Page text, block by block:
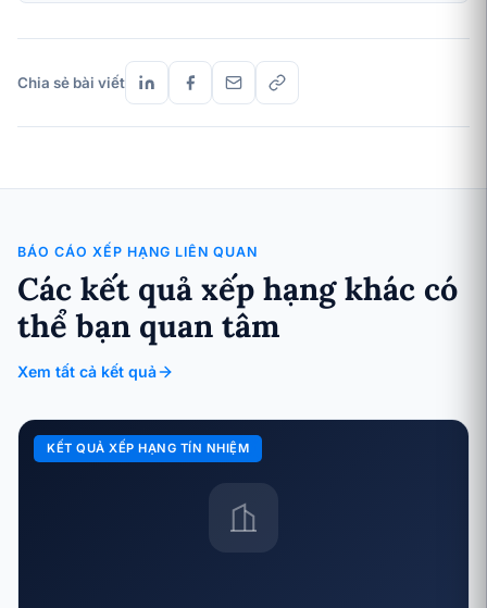
Chia sẻ bài viết
BÁO CÁO XẾP HẠNG LIÊN QUAN
Các kết quả xếp hạng khác có
thể bạn quan tâm
Xem tất cả kết quả
KẾT QUẢ XẾP HẠNG TÍN NHIỆM